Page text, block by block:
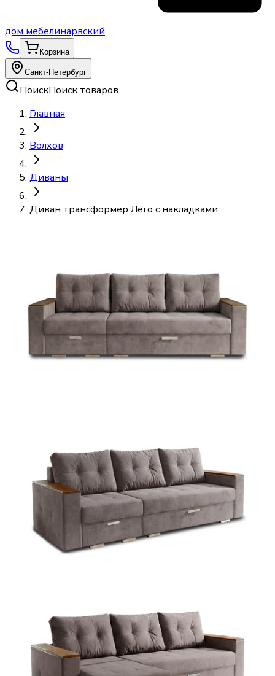
дом мебелинарвский
Корзина
Санкт-Петербург
ПоискПоиск товаров...
Главная
Волхов
Диваны
Диван трансформер Лего с накладками